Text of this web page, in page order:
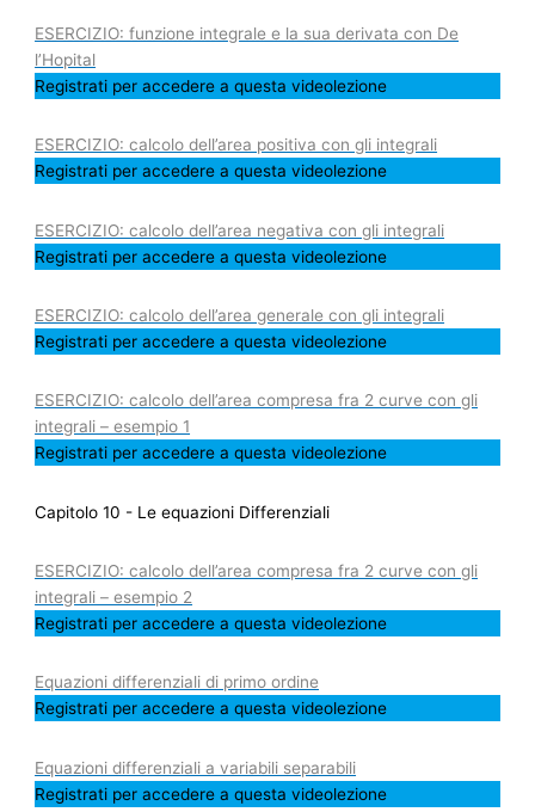
ESERCIZIO: funzione integrale e la sua derivata con De
l’Hopital
Registrati per accedere a questa videolezione
ESERCIZIO: calcolo dell’area positiva con gli integrali
Registrati per accedere a questa videolezione
ESERCIZIO: calcolo dell’area negativa con gli integrali
Registrati per accedere a questa videolezione
ESERCIZIO: calcolo dell’area generale con gli integrali
Registrati per accedere a questa videolezione
ESERCIZIO: calcolo dell’area compresa fra 2 curve con gli
integrali – esempio 1
Registrati per accedere a questa videolezione
Capitolo 10 - Le equazioni Differenziali
ESERCIZIO: calcolo dell’area compresa fra 2 curve con gli
integrali – esempio 2
Registrati per accedere a questa videolezione
Equazioni differenziali di primo ordine
Registrati per accedere a questa videolezione
Equazioni differenziali a variabili separabili
Registrati per accedere a questa videolezione